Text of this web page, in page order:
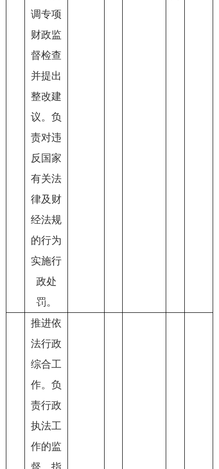
调专项
财政监
督检查
并提出
整改建
议。负
责对违
反国家
有关法
律及财
经法规
的行为
实施行
政处
罚。
推进依
法行政
综合工
作。负
责行政
执法工
作的监